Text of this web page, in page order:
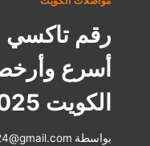
رقم تاكسي
أسرع
الكويت 2025
بواسطة